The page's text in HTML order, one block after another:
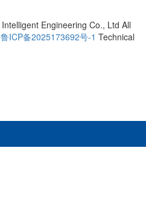
Engineering Co., Ltd All
鲁ICP备2025173692号-1 Technical